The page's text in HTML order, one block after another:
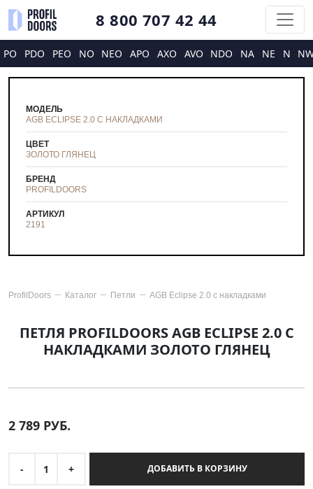
8 800 707 42 44
PO PDO PEO NO NEO APO AXO AVO NDO NA NE N
МОДЕЛЬ
AGB ECLIPSE 2.0 С НАКЛАДКАМИ
ЦВЕТ
ЗОЛОТО ГЛЯНЕЦ
БРЕНД
PROFILDOORS
АРТИКУЛ
2191
ProfilDoors Каталог Петли AGB Eclipse 2.0 с накладками
ПЕТЛЯ PROFILDOORS AGB ECLIPSE 2.0 С
НАКЛАДКАМИ ЗОЛОТО ГЛЯНЕЦ
2 789 РУБ.
- 1 + ДОБАВИТЬ В КОРЗИНУ